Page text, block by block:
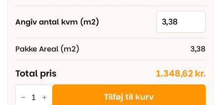
Angiv antal kvm (m2)
Pakke Areal (m2) 3,38
Total pris 1.348,62 kr.
Haro
Disano
LifeAqua
Tilføj til kurv